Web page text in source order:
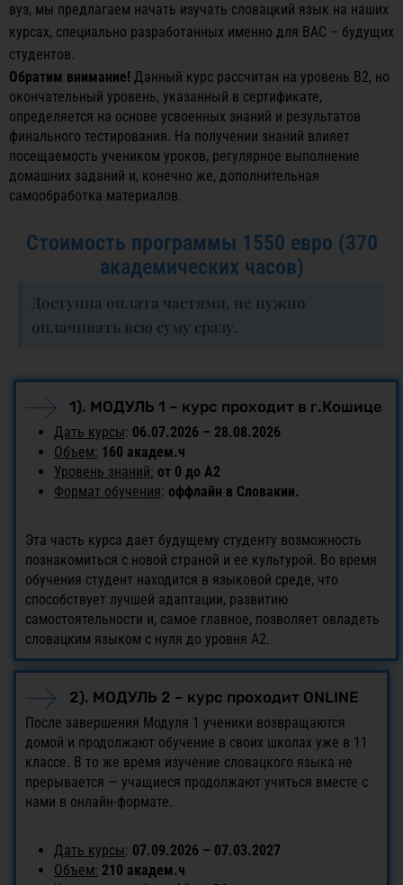
вуз, мы предлагаем начать изучать словацкий язык на наших
курсах, специально разработанных именно для ВАС – будущих
студентов.
Обратим внимание! Данный курс рассчитан на уровень B2, но
окончательный уровень, указанный в сертификате,
определяется на основе усвоенных знаний и результатов
финального тестирования. На получении знаний влияет
посещаемость учеником уроков, регулярное выполнение
домашних заданий и, конечно же, дополнительная
самообработка материалов.
Стоимость программы 1550 евро (370
академических часов)
Доступна оплата частями, не нужно
оплачивать всю суму сразу.
1). МОДУЛЬ 1 – курс проходит в г.Кошице
Дать курсы: 06.07.2026 – 28.08.2026
Объем: 160 академ.ч
Уровень знаний: от 0 до А2
Формат обучения: оффлайн в Словакии.
Эта часть курса дает будущему студенту возможность
познакомиться с новой страной и ее культурой. Во время
обучения студент находится в языковой среде, что
способствует лучшей адаптации, развитию
самостоятельности и, самое главное, позволяет овладеть
словацким языком с нуля до уровня A2.
2). МОДУЛЬ 2 – курс проходит ONLINE
После завершения Модуля 1 ученики возвращаются
домой и продолжают обучение в своих школах уже в 11
классе. В то же время изучение словацкого языка не
прерывается — учащиеся продолжают учиться вместе с
нами в онлайн-формате.
Дать курсы: 07.09.2026 – 07.03.2027
Объем: 210 академ.ч